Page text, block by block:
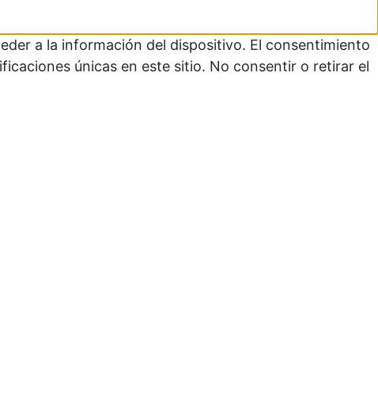
a la información del dispositivo. El consentimiento
únicas en este sitio. No consentir o retirar el